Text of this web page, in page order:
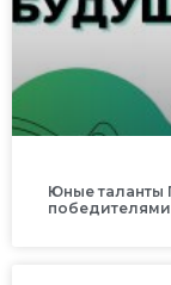
Юные таланты